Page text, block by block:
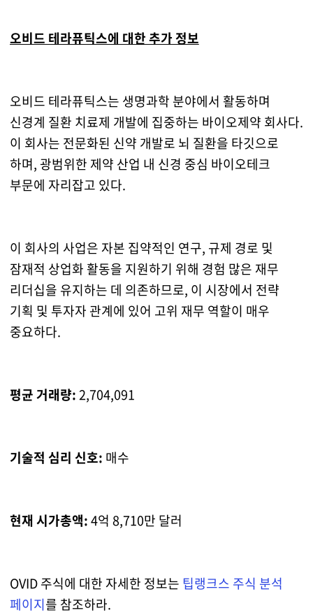
오비드 테라퓨틱스에 대한 추가 정보
오비드 테라퓨틱스는 생명과학 분야에서 활동하며
신경계 질환 치료제 개발에 집중하는 바이오제약 회사다.
이 회사는 전문화된 신약 개발로 뇌 질환을 타깃으로
하며, 광범위한 제약 산업 내 신경 중심 바이오테크
부문에 자리잡고 있다.
이 회사의 사업은 자본 집약적인 연구, 규제 경로 및
잠재적 상업화 활동을 지원하기 위해 경험 많은 재무
리더십을 유지하는 데 의존하므로, 이 시장에서 전략
기획 및 투자자 관계에 있어 고위 재무 역할이 매우
중요하다.
평균 거래량:2,704,091
기술적 심리 신호: 매수
현재 시가총액:4억 8,710만 달러
OVID 주식에 대한 자세한 정보는 팁랭크스 주식 분석
페이지를 참조하라.